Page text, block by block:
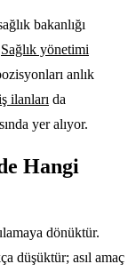
bakanlığı
Sağlık yönetimi
anlık
ilanları da
yer alıyor.
Hangi
dönüktür.
düşüktür; asıl amaç